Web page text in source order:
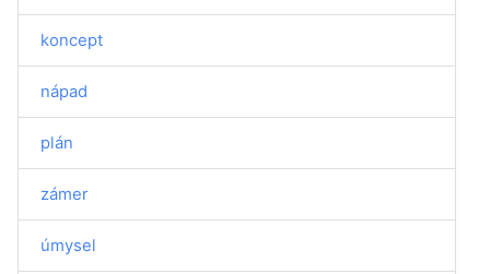
koncept
nápad
plán
zámer
úmysel